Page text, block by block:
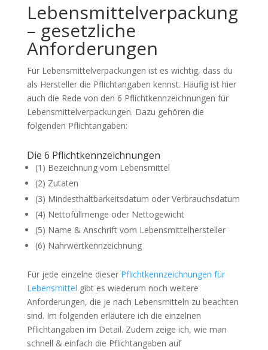
Lebensmittelverpackung
– gesetzliche
Anforderungen
Für Lebensmittelverpackungen ist es wichtig, dass du
als Hersteller die Pflichtangaben kennst. Häufig ist hier
auch die Rede von den 6 Pflichtkennzeichnungen für
Lebensmittelverpackungen. Dazu gehören die
folgenden Pflichtangaben:
Die 6 Pflichtkennzeichnungen
(1) Bezeichnung vom Lebensmittel
(2) Zutaten
(3) Mindesthaltbarkeitsdatum oder Verbrauchsdatum
(4) Nettofüllmenge oder Nettogewicht
(5) Name & Anschrift vom Lebensmittelhersteller
(6) Nährwertkennzeichnung
Für jede einzelne dieser Pflichtkennzeichnungen für
Lebensmittel gibt es wiederum noch weitere
Anforderungen, die je nach Lebensmitteln zu beachten
sind. Im folgenden erläutere ich die einzelnen
Pflichtangaben im Detail. Zudem zeige ich, wie man
schnell & einfach die Pflichtangaben auf